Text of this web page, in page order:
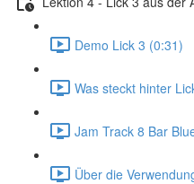
Demo Lick 3 (0:31)
Was steckt hinter
Jam Track 8 Bar
Über die